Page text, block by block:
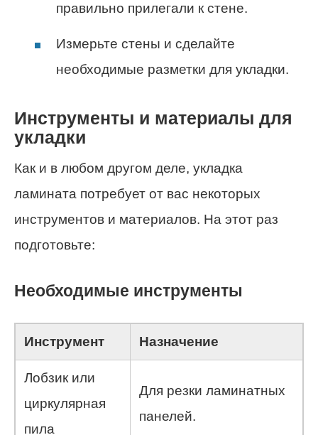
правильно прилегали к стене.
Измерьте стены и сделайте
необходимые разметки для укладки.
Инструменты и материалы для
укладки
Как и в любом другом деле, укладка
ламината потребует от вас некоторых
инструментов и материалов. На этот раз
подготовьте:
Необходимые инструменты
Инструмент Назначение
Лобзик или
циркулярная
пила
Для резки ламинатных
панелей.